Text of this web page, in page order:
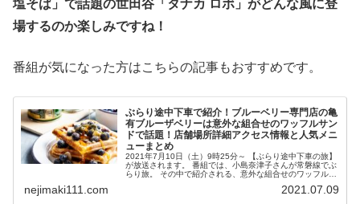
塩そば」で話題の世田谷「タナカ ロボ」 がどんな風に登
場するのか楽しみですね！
番組が気になった方はこちらの記事もおすすめです。
ぶらり途中下車で紹介！ブルーベリー専門店の亀
有ブルーザベリーは意外な組合せのワッフルサン
ドで話題！店舗場所詳細アクセス情報と人気メニ
ューまとめ
2021年7月10日（土）9時25分～ 【ぶらり途中下車の旅】
が放送されます。 番組では、小島奈津子さんが常磐線でぶ
らり旅。 その中で紹介される、意外な組合せのワッフルサ
nejimaki111.com 2021.07.09